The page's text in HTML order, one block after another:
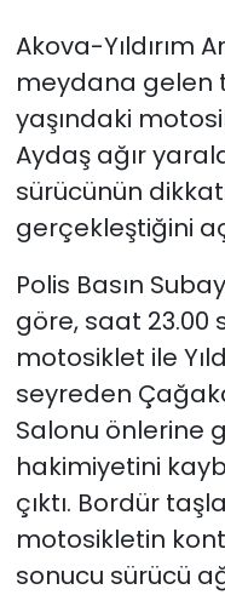
Akova-Yıldırım
meydana gelen
yaşındaki
Aydaş ağır
sürücünün
gerçekleştiğini
Polis Basın
göre, saat 23.00
motosiklet ile
seyreden
Salonu önlerine
hakimiyetini
çıktı. Bordür
motosikletin
sonucu sürücü
SAĞLIK
Spor
Teknoloji
TÜRKiYE
Video Galeri
YAŞAM
Yazarlar